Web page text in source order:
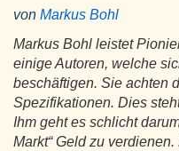
von Markus Bohl
Markus Bohl leistet
einige Autoren, welche
beschäftigen. Sie achten
Spezifikationen. Dies
Ihm geht es schlicht
Markt“ Geld zu